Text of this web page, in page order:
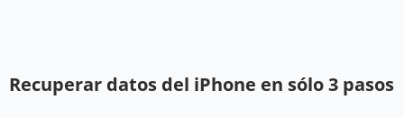
Recuperar datos del iPhone en sólo 3 pasos